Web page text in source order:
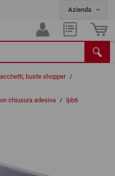
buste shopper /
chiusura adesiva / lpb6